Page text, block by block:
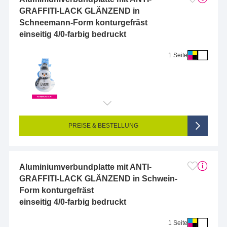
GRAFFITI-LACK GLÄNZEND in
Schneemann-Form konturgefräst
einseitig 4/0-farbig bedruckt
1 Seite
Endformat (bedruckte Fläche): 10 x 10 cm
Seitigkeit: 1-seitig (Vorderseite bedruckt, Rückseite unbedruckt)
4/0-farbig CMYK (vollfarbig bedruckt)
PREISE & BESTELLUNG
Aluminiumverbundplatte mit ANTI-
GRAFFITI-LACK GLÄNZEND in Schwein-
Form konturgefräst
einseitig 4/0-farbig bedruckt
1 Seite